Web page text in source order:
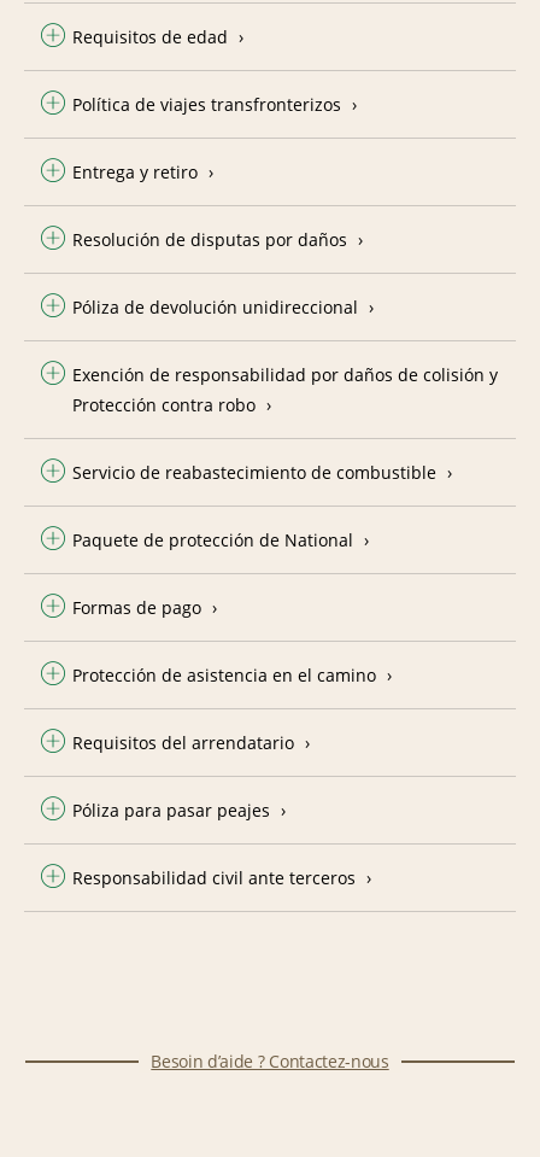
Requisitos de edad
Política de viajes transfronterizos
Entrega y retiro
Resolución de disputas por daños
Póliza de devolución unidireccional
Exención de responsabilidad por daños de colisión y
Protección contra robo
Servicio de reabastecimiento de combustible
Paquete de protección de National
Formas de pago
Protección de asistencia en el camino
Requisitos del arrendatario
Póliza para pasar peajes
Responsabilidad civil ante terceros
Besoin d’aide ? Contactez-nous